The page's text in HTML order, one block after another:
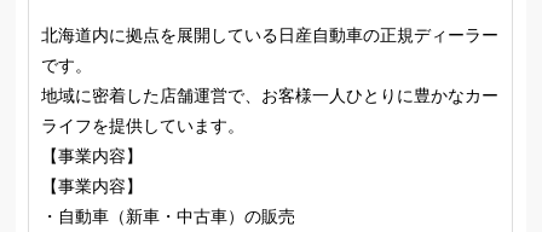
北海道内に拠点を展開している日産自動車の正規ディーラー
です。
地域に密着した店舗運営で、お客様一人ひとりに豊かなカー
ライフを提供しています。
【事業内容】
【事業内容】
・自動車（新車・中古車）の販売